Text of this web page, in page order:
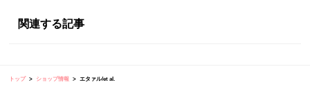
関連する記事
トップ ショップ情報 エタァル/et al.